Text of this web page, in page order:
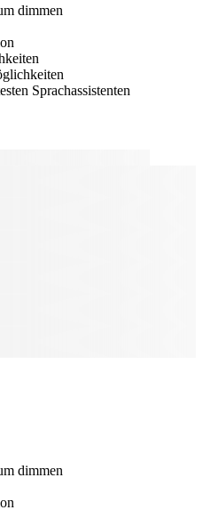
dimmen
Sprachassistenten
dimmen